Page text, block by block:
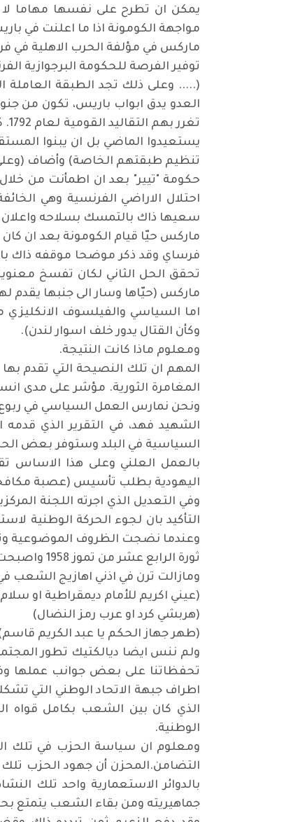
يمكن ان تطرح على نفسها مهاما لا
مواجهة الكومونة اذا ما اعلنت في
ماركس في مؤلفة الحرب الاهلية في
توفير الفرصة للحكومة البرجوازية
(..... وعلى ذلك تجد الطبقة العاملة
العدو يدق ابواب باريس، تكون من
يستعيدوا الماضي بل ان يبنوا
تنظيم طبقتهم الخاصة) وأضاف (وعلى
حكومة "تيير" بعد ان اطمأنت من خلال
احتلال الاراضي الفرنسية وهي
سعيها ذاك بالتمسك بسلاحه واعلان
ماركس حيّا قيام الكومونة بعد ان
فرساي وقد ذكر موضحا موقفه ذاك
تحقق الحل الثاني لكان تفسخ
ماركس (حيّاها وسار الى جنبها يقدم
اما السياسي والفيلسوف
وكأن القتال يدور خلف اسوار لندن).
ومعلوم ماذا كانت النتيجة.
المهم ان تلك النصيحة التي تقدم
المغامرة الثورية. مؤشر على مدى
ونحن نمارس العمل السياسي في ربوع
السياسية في البلد وستوفر بعض
بالعمل العلني وعلى هذا الاساس
اليهودية بطلب تأسيس (عصبة
التأكيد بان لجوء الحركة
وعندما نضجت الظروف الموضوعية
ثورة الرابع عشر من تموز 1958 واصبحت مسألة تمتع الشعب بالحريات الديمقراطية ضرورة لابد من تحقيقها.
ومازالت ترن في اذني اهازيج الشعب
(عيني اكريم للأمام ديمقراطية او
(هربشي كرد او عرب رمز النضال)
(طهر جهاز الحكم يا عبد الكريم
ولم ننس ايضا ديالكتيك تطور
تحفظاتنا على بعض جوانب عملها
الذي كان بين الشعب بكامل قواه
الوطنية.
ومعلوم ان سياسة الحزب في تلك
التضامن.المحزن أن جهود الحزب تلك
بالدوائر الاستعمارية واحد تلك
جماهيريته ومن بقاء الشعب يتمتع